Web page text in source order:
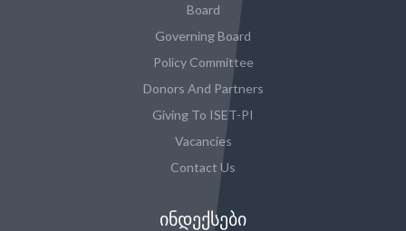
Board
Governing Board
Policy Committee
Donors And Partners
Giving To ISET-PI
Vacancies
Contact Us
ᲘᲜᲓᲔᲥᲡᲔᲑᲘ